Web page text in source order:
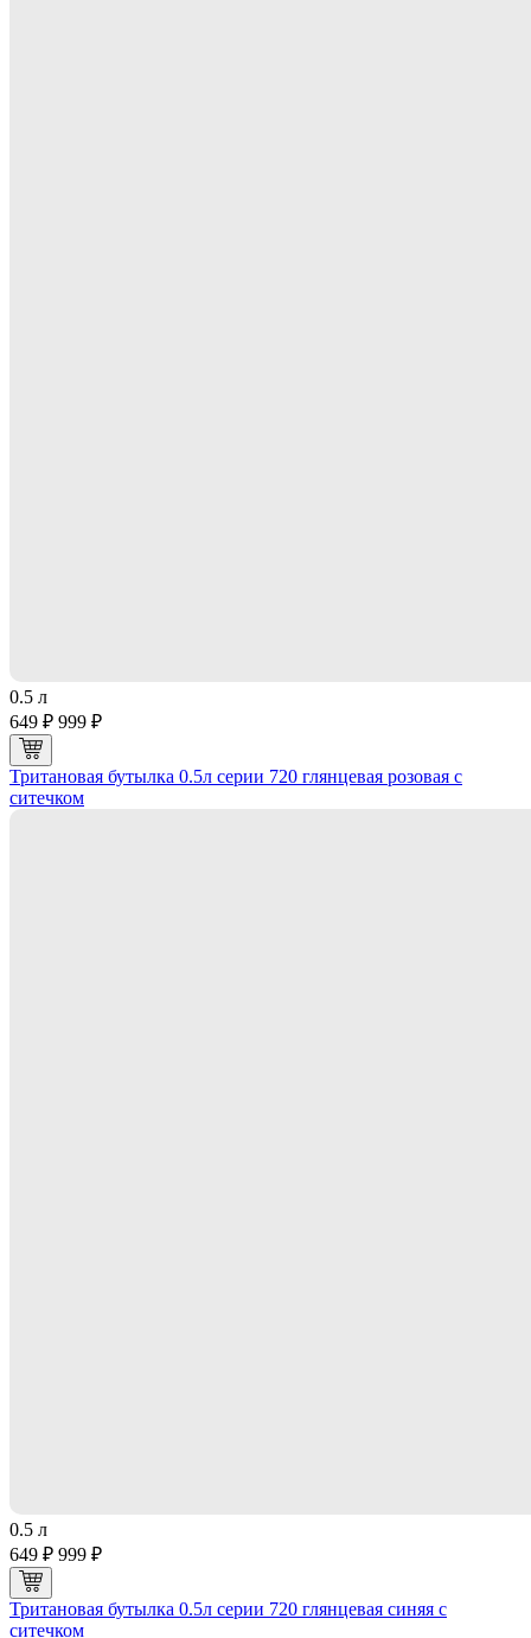
0.5 л
649 ₽ 999 ₽
Тритановая бутылка 0.5л серии 720 глянцевая розовая с
ситечком
0.5 л
649 ₽ 999 ₽
Тритановая бутылка 0.5л серии 720 глянцевая синяя с
ситечком